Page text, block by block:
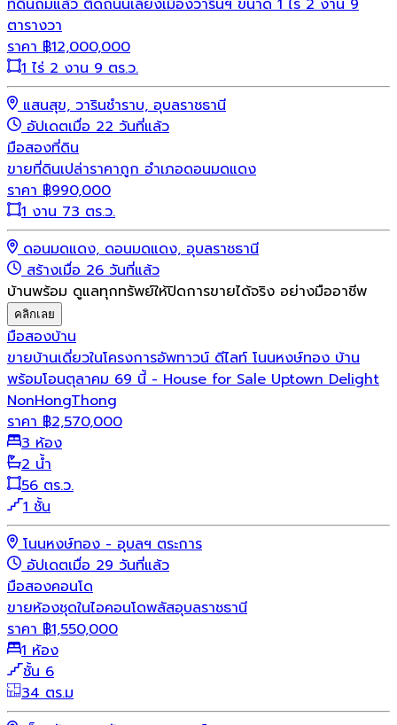
ที่ดินถมแล้ว ติดถนนเลี่ยงเมืองวารินฯ ขนาด 1 ไร่ 2 งาน 9
ตารางวา
ราคา ฿12,000,000
1 ไร่ 2 งาน 9 ตร.ว.
แสนสุข, วารินชำราบ, อุบลราชธานี
อัปเดตเมื่อ 22 วันที่แล้ว
มือสองที่ดิน
ขายที่ดินเปล่าราคาถูก อำเภอดอนมดแดง
ราคา ฿990,000
1 งาน 73 ตร.ว.
ดอนมดแดง, ดอนมดแดง, อุบลราชธานี
สร้างเมื่อ 26 วันที่แล้ว
บ้านพร้อม ดูแลทุกทรัพย์ให้ปิดการขายได้จริง อย่างมืออาชีพ
คลิกเลย
มือสองบ้าน
ขายบ้านเดี่ยวในโครงการอัพทาวน์ ดีไลท์ โนนหงษ์ทอง บ้าน
พร้อมโอนตุลาคม 69 นี้ - House for Sale Uptown Delight
NonHongThong
ราคา ฿2,570,000
3 ห้อง
2 น้ำ
56 ตร.ว.
1 ชั้น
โนนหงษ์ทอง - อุบลฯ ตระการ
อัปเดตเมื่อ 29 วันที่แล้ว
มือสองคอนโด
ขายห้องชุดในไอคอนโดพลัสอุบลราชธานี
ราคา ฿1,550,000
1 ห้อง
ชั้น 6
34 ตร.ม